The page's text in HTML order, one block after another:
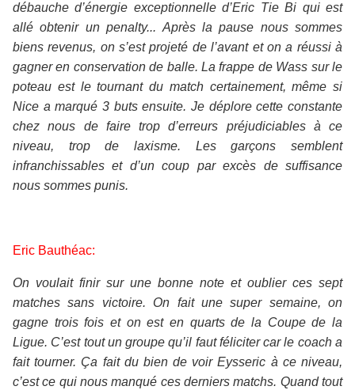
débauche d’énergie exceptionnelle d’Eric Tie Bi qui est
allé obtenir un penalty... Après la pause nous sommes
biens revenus, on s’est projeté de l’avant et on a réussi à
gagner en conservation de balle. La frappe de Wass sur le
poteau est le tournant du match certainement, même si
Nice a marqué 3 buts ensuite. Je déplore cette constante
chez nous de faire trop d’erreurs préjudiciables à ce
niveau, trop de laxisme. Les garçons semblent
infranchissables et d’un coup par excès de suffisance
nous sommes punis.
Eric Bauthéac:
On voulait finir sur une bonne note et oublier ces sept
matches sans victoire. On fait une super semaine, on
gagne trois fois et on est en quarts de la Coupe de la
Ligue. C’est tout un groupe qu’il faut féliciter car le coach a
fait tourner. Ça fait du bien de voir Eysseric à ce niveau,
c’est ce qui nous manqué ces derniers matchs. Quand tout